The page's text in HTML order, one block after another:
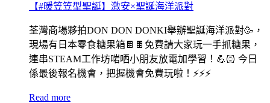
【#暖笠笠型聖誕】激安×聖誕海洋派對
荃灣商場夥拍DON DON DONKI舉辦聖誕海洋派對🥳，
現場有日本零食糖果箱🍫🍫免費請大家玩一手抓糖果，
連串STEAM工作坊啱哂小朋友放電加學習！💪🏻 今日
係最後報名機會，把握機會免費玩啦！⚡️⚡️⚡️
Read more